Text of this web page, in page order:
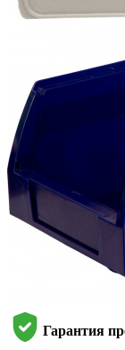
Гарантия